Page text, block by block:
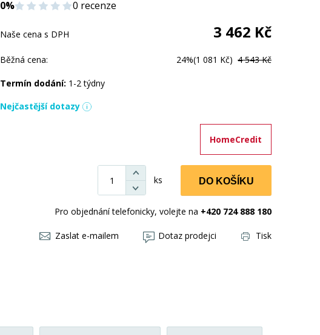
0% 0 recenze
Naše cena s DPH 3 462 Kč
Běžná cena: 24%(1 081 Kč) 4 543 Kč
Termín dodání: 1-2 týdny
Nejčastější dotazy
HomeCredit
ks DO KOŠÍKU
Pro objednání telefonicky, volejte na +420 724 888 180
Zaslat e-mailem Dotaz prodejci Tisk